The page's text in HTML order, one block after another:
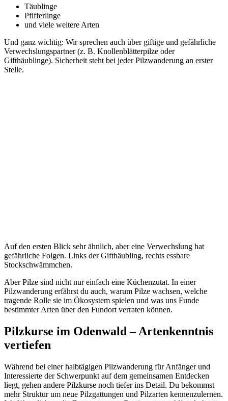
Täublinge
Pfifferlinge
und viele weitere Arten
Und ganz wichtig: Wir sprechen auch über giftige und gefährliche
Verwechslungspartner (z. B. Knollenblätterpilze oder
Gifthäublinge). Sicherheit steht bei jeder Pilzwanderung an erster
Stelle.
Auf den ersten Blick sehr ähnlich, aber eine Verwechslung hat
gefährliche Folgen. Links der Gifthäubling, rechts essbare
Stockschwämmchen.
Aber Pilze sind nicht nur einfach eine Küchenzutat. In einer
Pilzwanderung erfährst du auch, warum Pilze wachsen, welche
tragende Rolle sie im Ökosystem spielen und was uns Funde
bestimmter Arten über den Fundort verraten können.
Pilzkurse im Odenwald – Artenkenntnis
vertiefen
Während bei einer halbtägigen Pilzwanderung für Anfänger und
Interessierte der Schwerpunkt auf dem gemeinsamen Entdecken
liegt, gehen andere Pilzkurse noch tiefer ins Detail. Du bekommst
mehr Struktur um neue Pilzgattungen und Pilzarten kennenzulernen.